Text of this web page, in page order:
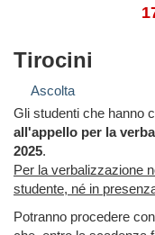
Tirocini
Ascolta
Gli studenti che hanno
all'appello per la
2025.
Per la verbalizzazione
studente, né in
Potranno procedere